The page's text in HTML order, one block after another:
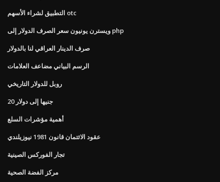
التطبيق لشراء الأسهم otc
ويسترن يونيون سعر الصرف الدولار إلى php
صرف الدينار العراقي لنا بالدولار
الرسم البياني مضاعف العلامات
روبل للدولار التاريخي
20 جنيها إلى دولار
أهمية مؤشرات السلع
عقود الائتمان قانون 1981 نيوزيلندي
تجار الفوركس الصينية
مركز الفضة الصحية